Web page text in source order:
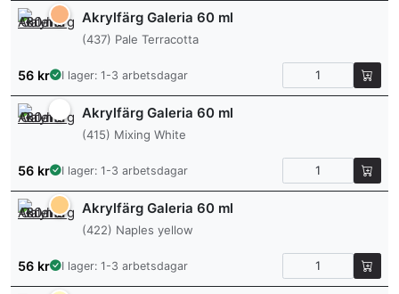
Akrylfärg Galeria 60 ml
(437) Pale Terracotta
56 kr I lager: 1-3 arbetsdagar
Akrylfärg Galeria 60 ml
(415) Mixing White
56 kr I lager: 1-3 arbetsdagar
Akrylfärg Galeria 60 ml
(422) Naples yellow
56 kr I lager: 1-3 arbetsdagar